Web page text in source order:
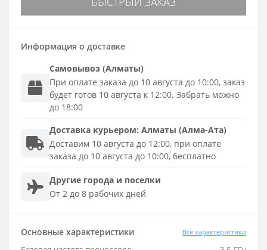
Информация о доставке
Самовывоз (Алматы)
При оплате заказа до 10 августа до 10:00, заказ
будет готов 10 августа к 12:00. Забрать можно
до 18:00
Доставка курьером: Алматы (Алма-Ата)
Доставим 10 августа до 12:00, при оплате
заказа до 10 августа до 10:00, бесплатно
Другие города и поселки
От 2 до 8 рабочих дней
Основные характеристики Все характеристики